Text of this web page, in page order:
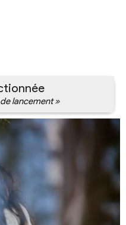
lancement »